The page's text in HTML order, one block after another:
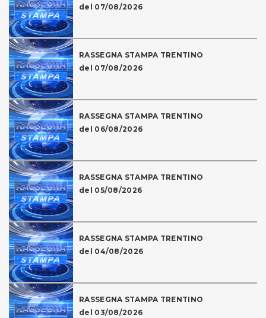
del 07/08/2026
RASSEGNA STAMPA TRENTINO
del 07/08/2026
RASSEGNA STAMPA TRENTINO
del 06/08/2026
RASSEGNA STAMPA TRENTINO
del 05/08/2026
RASSEGNA STAMPA TRENTINO
del 04/08/2026
RASSEGNA STAMPA TRENTINO
del 03/08/2026